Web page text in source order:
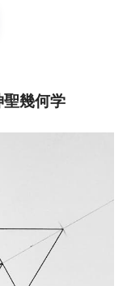
聖幾何学